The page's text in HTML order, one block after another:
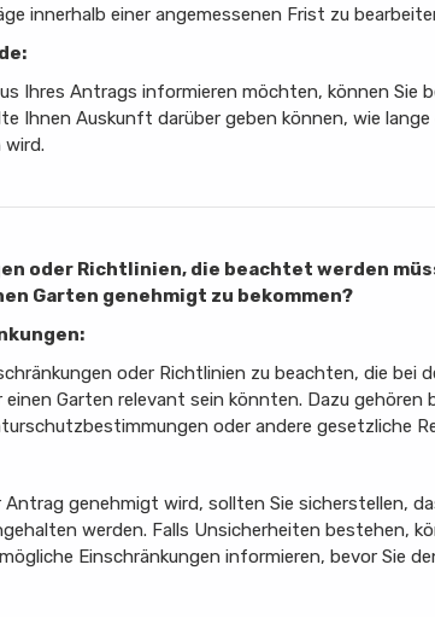
innerhalb einer angemessenen Frist zu
Ihres Antrags informieren möchten, können Sie
Ihnen Auskunft darüber geben können, wie
oder Richtlinien, die beachtet werden
Garten genehmigt zu bekommen?
oder Richtlinien zu beachten, die bei
Garten relevant sein könnten. Dazu gehören
oder andere gesetzliche
genehmigt wird, sollten Sie sicherstellen,
werden. Falls Unsicherheiten bestehen,
Einschränkungen informieren, bevor Sie